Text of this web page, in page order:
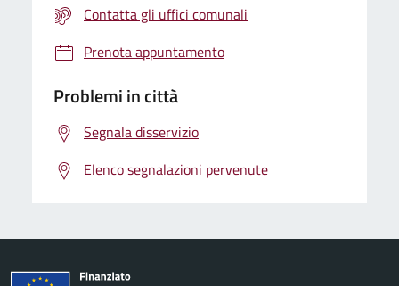
Contatta gli uffici comunali
Prenota appuntamento
Problemi in città
Segnala disservizio
Elenco segnalazioni pervenute